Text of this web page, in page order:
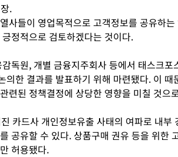
.
사들이 영업목적으로 고객정보를 공유하
정적으로 검토하겠다는 것이다.
독원, 개별 금융지주회사 등에서 태스크포
의한 결과를 발표하기 위해 마련됐다. 이 때
련된 정책결정에 상당한 영향을 미칠 것으
카드사 개인정보유출 사태의 여파로 내부
공유할 수 있다. 상품구매 권유 등을 위한
허용됐다.